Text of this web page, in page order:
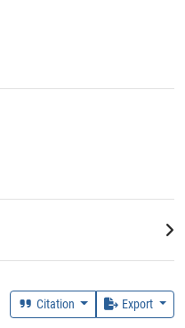
Citation Export